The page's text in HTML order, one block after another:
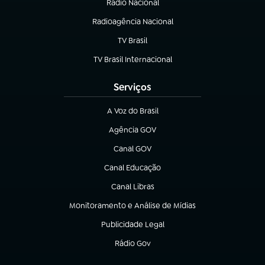
Rádio Nacional
Radioagência Nacional
(abre em nova aba)
TV Brasil
(abre em nova aba)
TV Brasil Internacional
(abre em nova aba)
Serviços
A Voz do Brasil
(abre em nova aba)
Agência GOV
(abre em nova aba)
Canal GOV
(abre em nova aba)
Canal Educação
(abre em nova aba)
Canal Libras
(abre em nova aba)
Monitoramento e Análise de Mídias
(abre em nova aba)
Publicidade Legal
(abre em nova aba)
Rádio Gov
(abre em nova aba)